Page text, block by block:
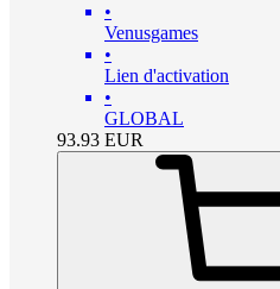
•
Venusgames
•
Lien d'activation
•
GLOBAL
93.93 EUR